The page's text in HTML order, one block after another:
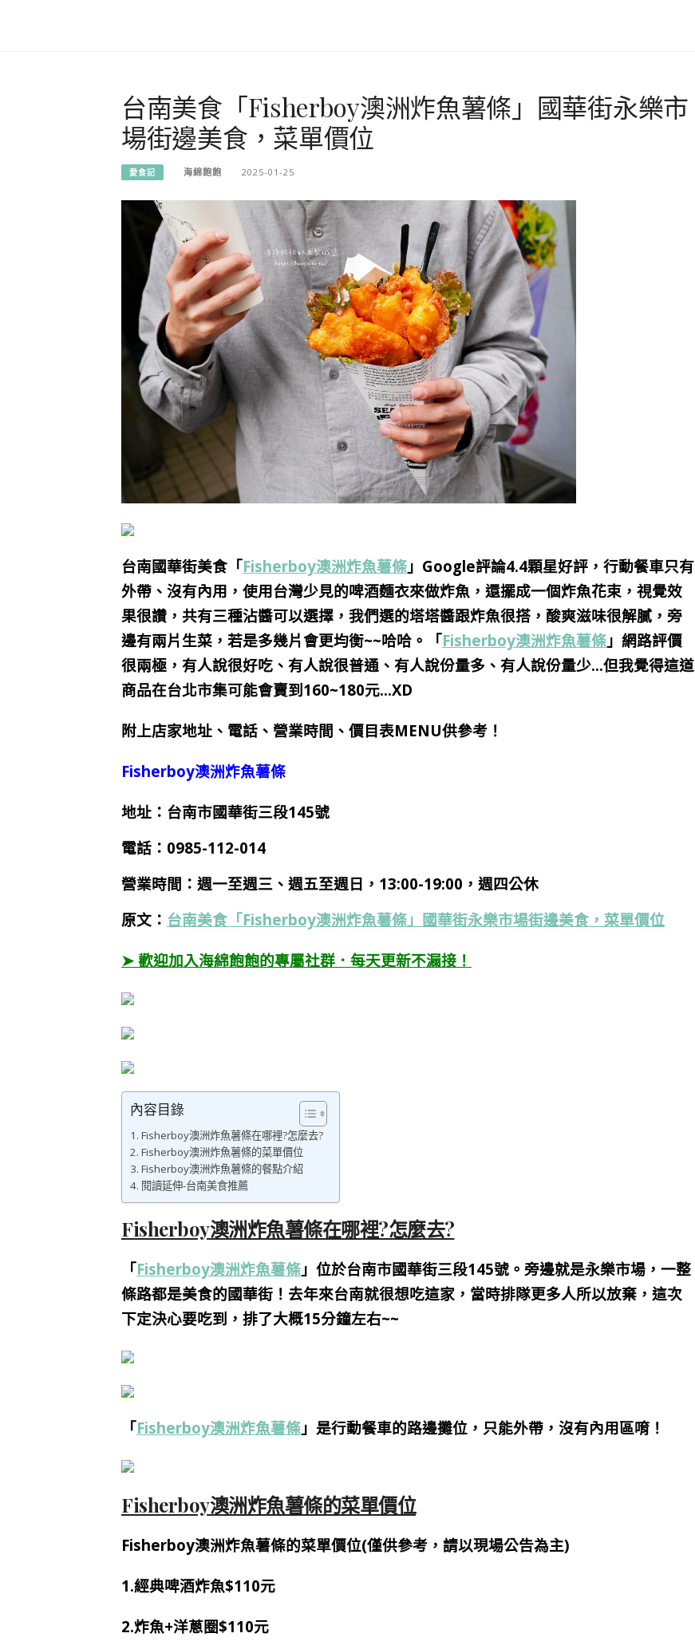
台南美食「Fisherboy澳洲炸魚薯條」國華街永樂市
場街邊美食，菜單價位
愛食記 海綿飽飽 2025-01-25
台南國華街美食「Fisherboy澳洲炸魚薯條 」 Google評論4.4顆星好評， 行動餐車只有
外帶、沒有內用，使用台灣少見的啤酒麵衣來做炸魚，還擺成一個炸魚花束，視覺效
果很讚，共有三種沾醬可以選擇，我們選的塔塔醬跟炸魚很搭，酸爽滋味很解膩，旁
邊有兩片生菜，若是多幾片會更均衡~~哈哈。「Fisherboy澳洲炸魚薯條 」網路評價
很兩極，有人說很好吃、有人說很普通、有人說份量多、有人說份量少…但我覺得這道
商品在台北市集可能會賣到160~180元…XD
附上店家地址、電話、營業時間、價目表MENU供參考！
Fisherboy澳洲炸魚薯條
地址：台南市國華街三段145號
電話： 0985-112-014
營業時間：週一至週三、週五至週日，13:00-19:00，週四公休
原文： 台南美食「Fisherboy澳洲炸魚薯條」國華街永樂市場街邊美食，菜單價位
➤ 歡迎加入海綿飽飽的專屬社群．每天更新不漏接！
內容目錄
Fisherboy澳洲炸魚薯條在哪裡?怎麼去?
Fisherboy澳洲炸魚薯條的菜單價位
Fisherboy澳洲炸魚薯條的餐點介紹
閱讀延伸-台南美食推薦
Fisherboy澳洲炸魚薯條在哪裡?怎麼去?
「Fisherboy澳洲炸魚薯條 」位於台南市國華街三段145號。旁邊就是永樂市場，一整
條路都是美食的國華街！去年來台南就很想吃這家，當時排隊更多人所以放棄，這次
下定決心要吃到，排了大概15分鐘左右~~
「Fisherboy澳洲炸魚薯條 」是行動餐車的路邊攤位，只能外帶，沒有內用區唷！
Fisherboy澳洲炸魚薯條的菜單價位
Fisherboy澳洲炸魚薯條的菜單價位(僅供參考，請以現場公告為主)
1.經典啤酒炸魚$110元
2.炸魚+洋蔥圈$110元